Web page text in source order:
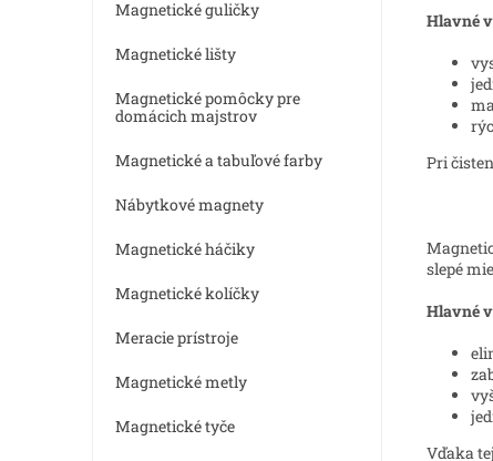
Magnetické guličky
Magnetické lišty
Magnetické pomôcky pre
domácich majstrov
Magnetické a tabuľové farby
Nábytkové magnety
Magnetické háčiky
Magnetické kolíčky
Meracie prístroje
Magnetické metly
Magnetické tyče
Hlavné
Pri
slepé
Hlavné
Vďaka